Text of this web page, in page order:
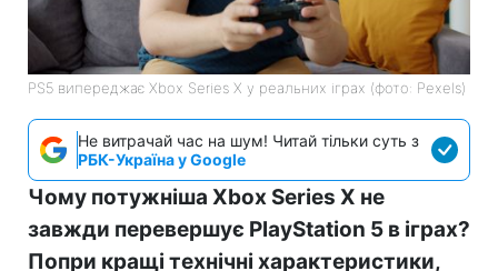
PS5 випереджає Xbox Series X у реальних іграх (фото: Pexels)
Не витрачай час на шум! Читай тільки суть з
РБК-Україна у Google
Чому потужніша Xbox Series X не
завжди перевершує PlayStation 5 в іграх?
Попри кращі технічні характеристики,